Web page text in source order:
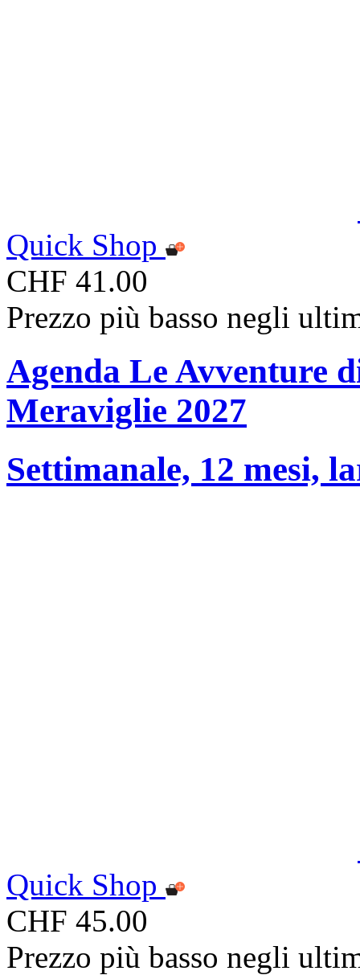
Quick Shop
CHF 41.00
Prezzo più basso negli
Agenda Le Avventure
Meraviglie 2027
Settimanale, 12 mesi,
Quick Shop
CHF 45.00
Prezzo più basso negli